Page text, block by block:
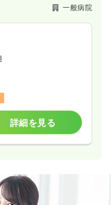
一般病院
詳細を見る